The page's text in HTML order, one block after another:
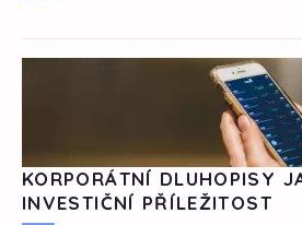
KORPORÁTNÍ DLUHOPISY
INVESTIČNÍ PŘÍLEŽITOST